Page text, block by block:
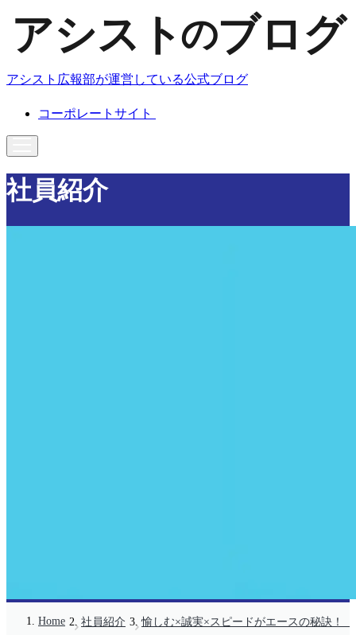
アシスト広報部が運営している公式ブログ
コーポレートサイト
社員紹介
Home 社員紹介 愉しむ×誠実×スピードがエースの秘訣！